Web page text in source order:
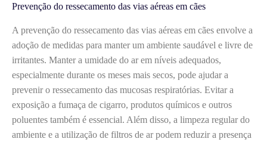
Prevenção do ressecamento das vias aéreas em cães
A prevenção do ressecamento das vias aéreas em cães envolve a
adoção de medidas para manter um ambiente saudável e livre de
irritantes. Manter a umidade do ar em níveis adequados,
especialmente durante os meses mais secos, pode ajudar a
prevenir o ressecamento das mucosas respiratórias. Evitar a
exposição a fumaça de cigarro, produtos químicos e outros
poluentes também é essencial. Além disso, a limpeza regular do
ambiente e a utilização de filtros de ar podem reduzir a presença